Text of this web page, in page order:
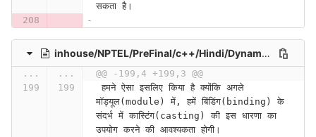
सकता है।
inhouse/NPTEL/PreFinal/c++/Hindi/Dynamic Binding Part I (Lecture 41)-ZMKnEsTxN6w
... ...
@@ -199,4 +199,3 @@
हमने ऐसा इसलिए किया है क्योंकि अगले
मॉड्यूल(module) में, हमें बिंडिंग(binding) के
संदर्भ में कास्टिंग(casting) की इस धारणा का
उपयोग करने की आवश्यकता होगी।